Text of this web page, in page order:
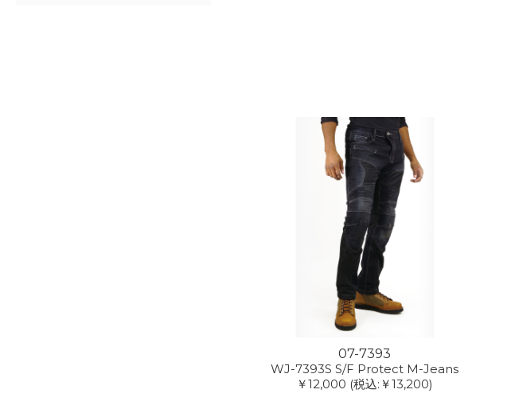
07-7393
WJ-7393S S/F Protect M-Jeans
￥12,000 (税込:￥13,200)